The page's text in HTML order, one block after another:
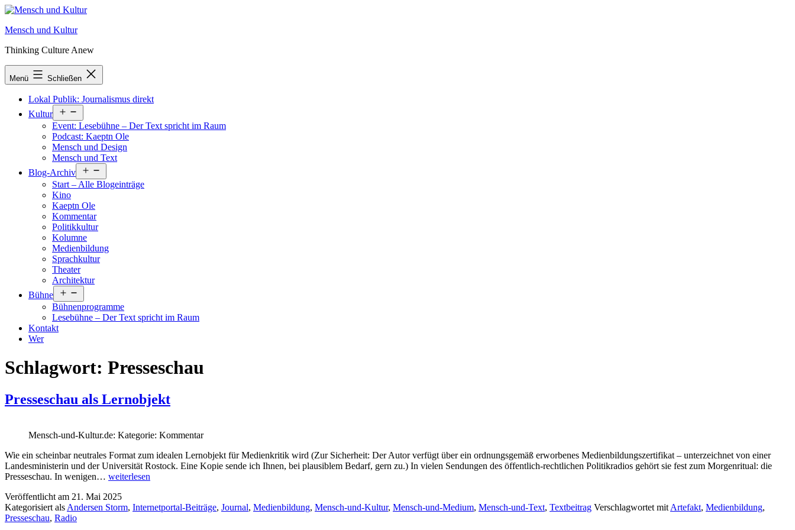
Zum
springen
Mensch und Kultur
Thinking Culture Anew
Menü Schließen
Lokal Publik: Journalismus direkt
Kultur
öffnen
Event: Lesebühne – Der Text spricht im Raum
Podcast: Kaeptn Ole
Mensch und Design
Mensch und Text
Blog-Archiv
öffnen
Start – Alle Blogeinträge
Kino
Kaeptn Ole
Kommentar
Politikkultur
Kolumne
Medienbildung
Sprachkultur
Theater
Architektur
Bühne
öffnen
Bühnenprogramme
Lesebühne – Der Text spricht im Raum
Kontakt
Wer
Schlagwort: Presseschau
Presseschau als Lernobjekt
Mensch-und-Kultur.de: Kategorie: Kommentar
Wie ein scheinbar neutrales Format zum idealen Lernobjekt für Medienkritik wird (Zur Sicherheit: Der Autor verfügt über ein ordnungsgemäß erworbenes Medienbildungszertifikat – unterzeichnet von einer
Landesministerin und der Universität Rostock. Eine Kopie sende ich Ihnen, bei plausiblem Bedarf, gern zu.) In vielen Sendungen des öffentlich-rechtlichen Politikradios gehört sie fest zum Morgenritual: die
Presseschau. In wenigen… Presseschau
Lernobjekt
weiterlesen
Veröffentlicht am 21. Mai 2025
Kategorisiert als Andersen Storm, Internetportal-Beiträge, Journal, Medienbildung, Mensch-und-Kultur, Mensch-und-Medium, Mensch-und-Text, Textbeitrag Verschlagwortet mit Artefakt, Medienbildung,
Presseschau, Radio